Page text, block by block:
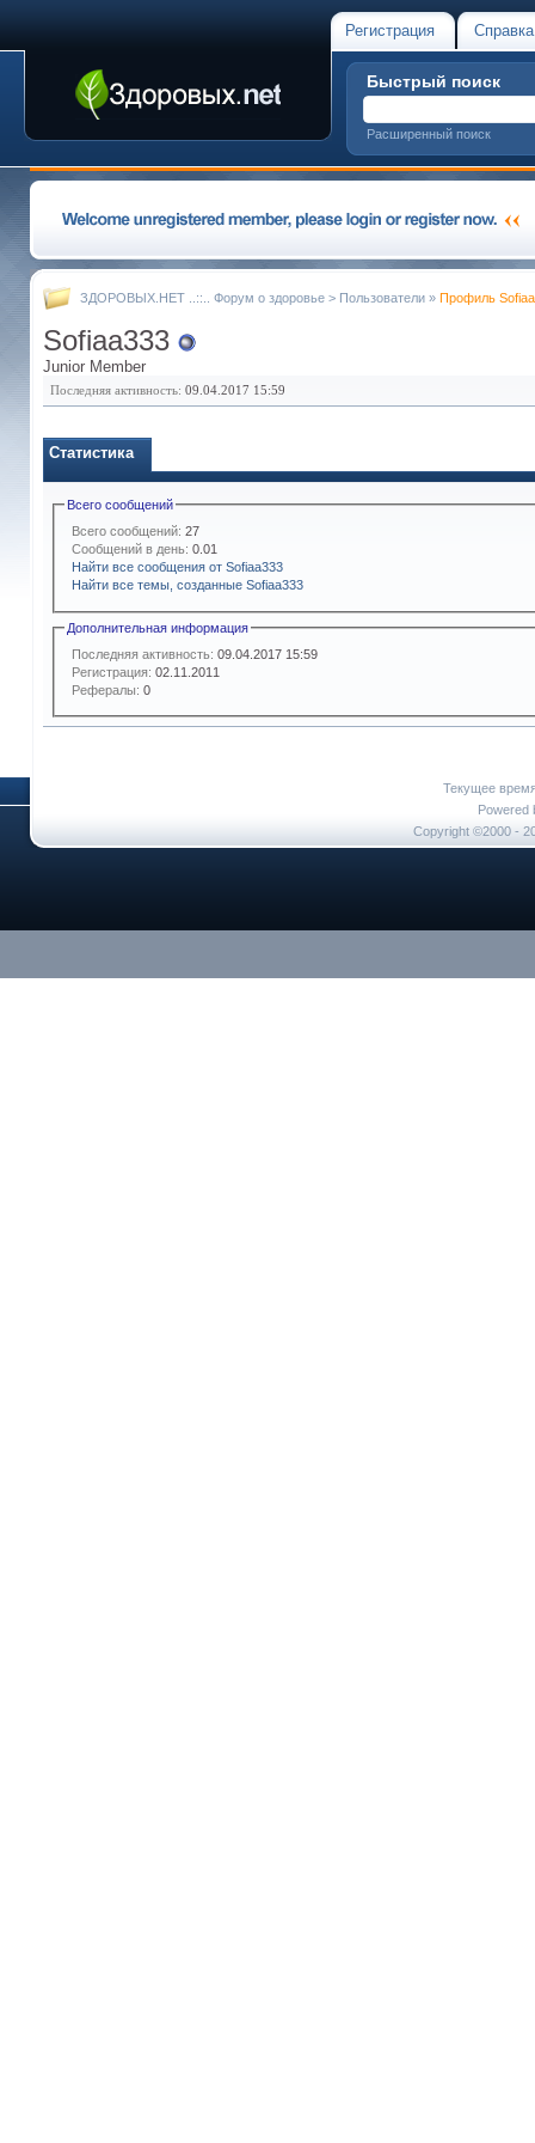
Регистрация Справка
Быстрый поиск
Расширенный поиск
ЗДОРОВЫХ.НЕТ ..::.. Форум о здоровье > Пользователи » Профиль
Sofiaa333
Junior Member
Последняя активность: 09.04.2017 15:59
Статистика
Всего сообщений
Всего сообщений: 27
Сообщений в день: 0.01
Найти все сообщения от Sofiaa333
Найти все темы, созданные Sofiaa333
Дополнительная информация
Последняя активность: 09.04.2017 15:59
Регистрация: 02.11.2011
Рефералы: 0
Текущее
Powered
Copyright ©2000 -